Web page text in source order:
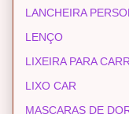
LANCHEIRA
LENÇO
LIXEIRA PARA
LIXO CAR
MASCARAS DE